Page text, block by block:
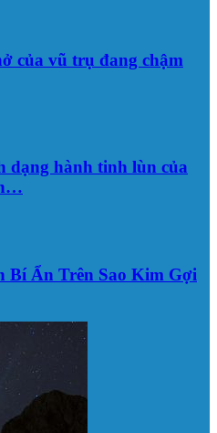
của vũ trụ đang chậm
dạng hành tinh lùn của
Bí Ẩn Trên Sao Kim Gợi